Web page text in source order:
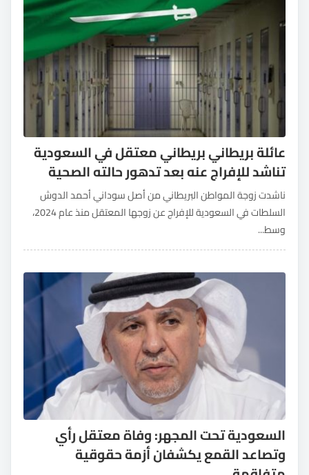
عائلة بريطاني بريطاني معتقل في السعودية
تناشد للإفراج عنه بعد تدهور حالته الصحية
ناشدت زوجة المواطن البريطاني من أصل سوداني أحمد الدوش
السلطات في السعودية للإفراج عن زوجها المعتقل منذ عام 2024،
وسط...
السعودية تحت المجهر: وفاة معتقل رأي
وتصاعد القمع يكشفان أزمة حقوقية